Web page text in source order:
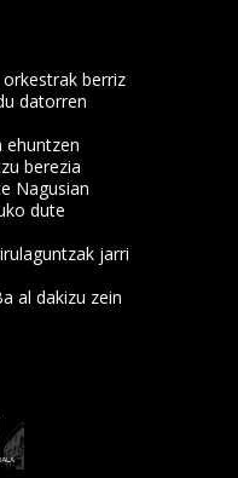
orkestrak berriz
datorren
ehuntzen
berezia
Nagusian
dute
jarri
al dakizu zein